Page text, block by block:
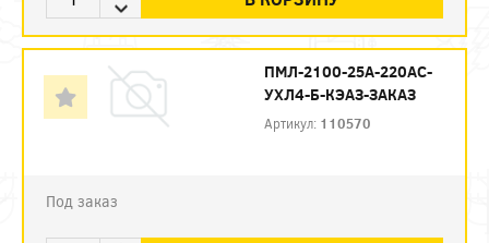
ПМЛ-2100-25А-220AC-
УХЛ4-Б-КЭАЗ-ЗАКАЗ
Артикул: 110570
Под заказ